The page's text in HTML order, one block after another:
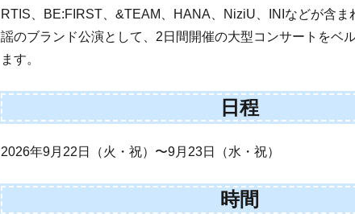
RTIS、BE:FIRST、&TEAM、HANA、NiziU、INIなどが含ま
謡のブランド公演として、2日間開催の大型コンサートをベ
ます。
日程
2026年9月22日（火・祝）〜9月23日（水・祝）
時間